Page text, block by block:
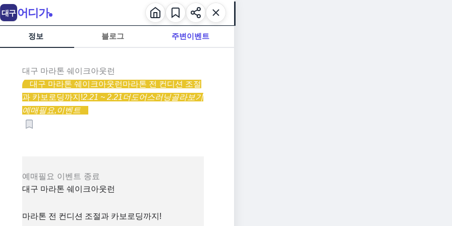
정보 블로그 주변이벤트
대구 마라톤 쉐이크아웃런
대구 마라톤 쉐이크아웃런 마라톤 전 컨디션 조절
과 카보로딩까지!2.21 ~ 2.21 더도어스러닝골라보기
예매필요,이벤트
예매필요 이벤트 종료
대구 마라톤 쉐이크아웃런
마라톤 전 컨디션 조절과 카보로딩까지!
대구 어디가